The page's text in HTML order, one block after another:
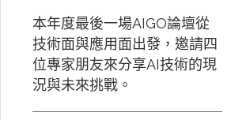
本年度最後一場AIGO論壇從
技術面與應用面出發，邀請四
位專家朋友來分享AI技術的現
況與未來挑戰。